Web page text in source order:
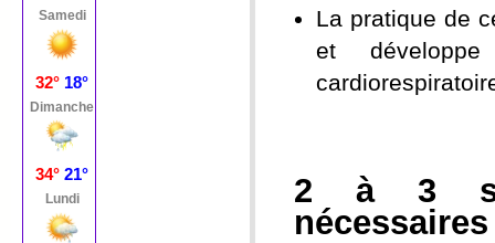
La pratique de
et
2 à 3
nécessaires